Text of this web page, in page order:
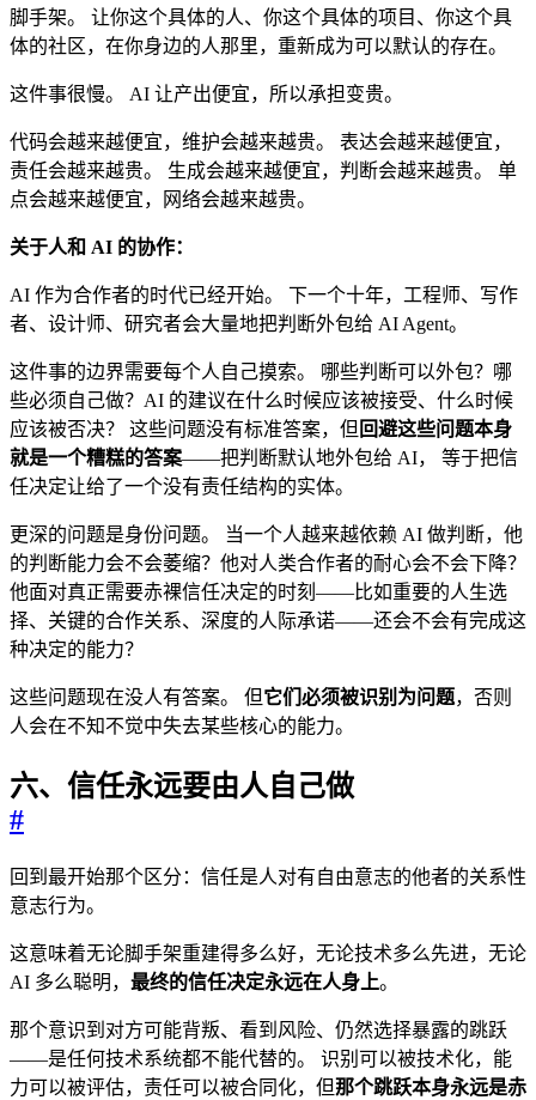
脚手架。 让你这个具体的人、你这个具体的项目、你这个具
体的社区，在你身边的人那里，重新成为可以默认的存在。
这件事很慢。 AI 让产出便宜，所以承担变贵。
代码会越来越便宜，维护会越来越贵。 表达会越来越便宜，
责任会越来越贵。 生成会越来越便宜，判断会越来越贵。 单
点会越来越便宜，网络会越来越贵。
关于人和 AI 的协作：
AI 作为合作者的时代已经开始。 下一个十年，工程师、写作
者、设计师、研究者会大量地把判断外包给 AI Agent。
这件事的边界需要每个人自己摸索。 哪些判断可以外包？哪
些必须自己做？AI 的建议在什么时候应该被接受、什么时候
应该被否决？ 这些问题没有标准答案，但 回避这些问题本身
就是一个糟糕的答案——把判断默认地外包给 AI， 等于把信
任决定让给了一个没有责任结构的实体。
更深的问题是身份问题。 当一个人越来越依赖 AI 做判断，他
的判断能力会不会萎缩？他对人类合作者的耐心会不会下降？
他面对真正需要赤裸信任决定的时刻——比如重要的人生选
择、关键的合作关系、深度的人际承诺——还会不会有完成这
种决定的能力？
这些问题现在没人有答案。 但它们必须被识别为问题，否则
人会在不知不觉中失去某些核心的能力。
六、信任永远要由人自己做
#
回到最开始那个区分：信任是人对有自由意志的他者的关系性
意志行为。
这意味着无论脚手架重建得多么好，无论技术多么先进，无论
AI 多么聪明， 最终的信任决定永远在人身上。
那个意识到对方可能背叛、看到风险、仍然选择暴露的跳跃
——是任何技术系统都不能代替的。 识别可以被技术化，能
力可以被评估，责任可以被合同化，但那个跳跃本身永远是赤